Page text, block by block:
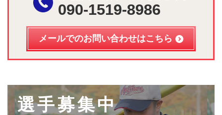
090-1519-8986
メールでのお問い合わせはこちら
選手募集中